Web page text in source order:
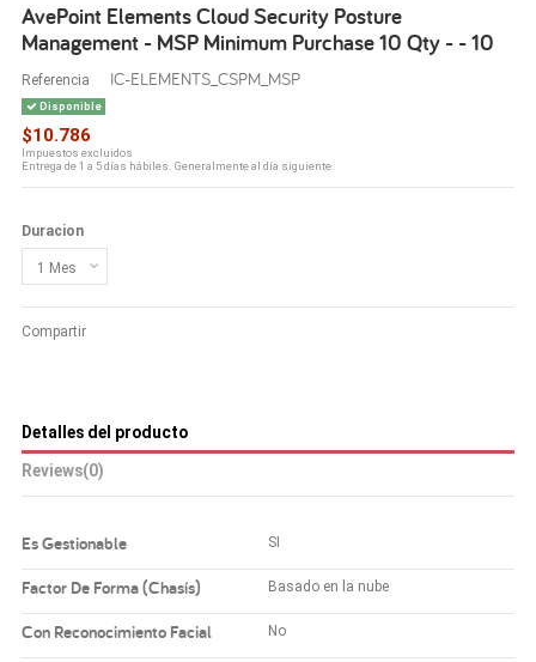
AvePoint Elements Cloud Security Posture
Management - MSP Minimum Purchase 10 Qty - - 10
Referencia IC-ELEMENTS_CSPM_MSP
Disponible
$10.786
Impuestos excluidos
Entrega de 1 a 5 días hábiles. Generalmente al día siguiente.
Duracion
Compartir
Detalles del producto
Reviews(0)
Es Gestionable SI
Factor De Forma (Chasís) Basado en la nube
Con Reconocimiento Facial No